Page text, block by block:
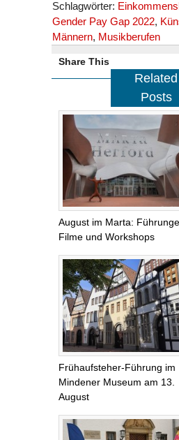
Schlagwörter:
Gender Pay Gap 2022,
Männern, Musikberufen
Share This
Related
Posts
August im Marta:
Filme und Workshops
Frühaufsteher-Führung im
Mindener Museum am 13.
August